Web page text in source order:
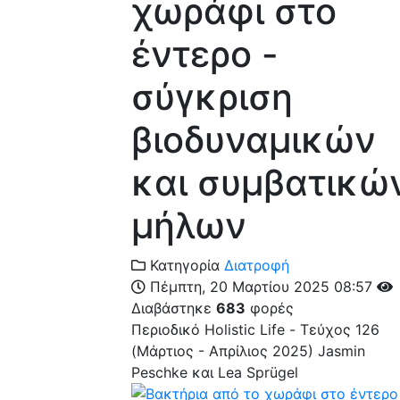
χωράφι στο
έντερο -
σύγκριση
βιοδυναμικών
και
μήλων
Κατηγορία Διατροφή
Πέμπτη, 20 Μαρτίου 2025 08:57
Διαβάστηκε 683 φορές
Περιοδικό Holistic Life - Τεύχος 126
(Μάρτιος - Απρίλιος 2025) Jasmin
Peschke και Lea Sprügel